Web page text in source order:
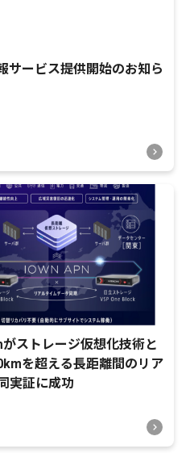
サービス提供開始のお知ら
ストレージ仮想化技術と
を超える長距離間のリア
実証に成功